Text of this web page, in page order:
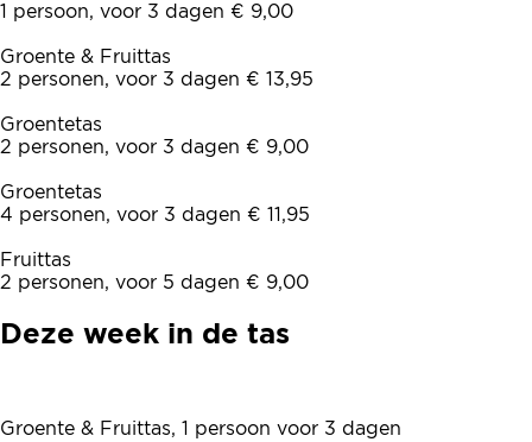
1 persoon, voor 3 dagen € 9,00
Groente & Fruittas
2 personen, voor 3 dagen € 13,95
Groentetas
2 personen, voor 3 dagen € 9,00
Groentetas
4 personen, voor 3 dagen € 11,95
Fruittas
2 personen, voor 5 dagen € 9,00
Deze week in de tas
Groente & Fruittas, 1 persoon voor 3 dagen